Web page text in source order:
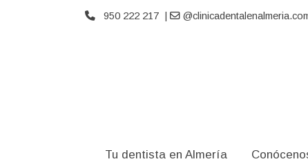
950 222 217 |
Tu dentista en Almería